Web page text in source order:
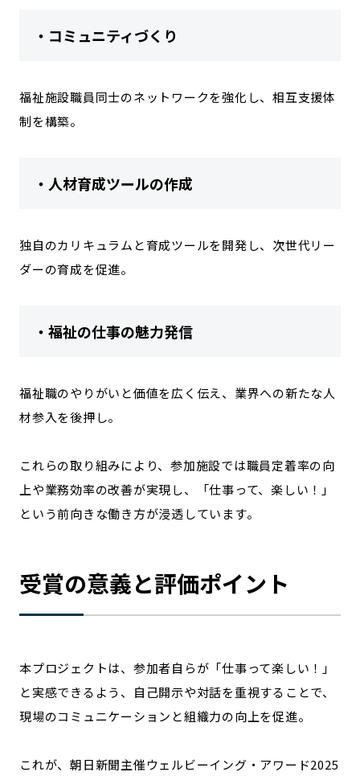
・コミュニティづくり
福祉施設職員同士のネットワークを強化し、相互支援体
制を構築。
・人材育成ツールの作成
独自のカリキュラムと育成ツールを開発し、次世代リー
ダーの育成を促進。
・福祉の仕事の魅力発信
福祉職のやりがいと価値を広く伝え、業界への新たな人
材参入を後押し。
これらの取り組みにより、参加施設では職員定着率の向
上や業務効率の改善が実現し、「仕事って、楽しい！」
という前向きな働き方が浸透しています。
受賞の意義と評価ポイント
本プロジェクトは、参加者自らが「仕事って楽しい！」
と実感できるよう、自己開示や対話を重視することで、
現場のコミュニケーションと組織力の向上を促進。
これが、朝日新聞主催ウェルビーイング・アワード2025